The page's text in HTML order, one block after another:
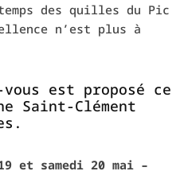
des quilles du Pic
n’est plus à
est proposé ce
Saint-Clément
19 et samedi 20 mai –